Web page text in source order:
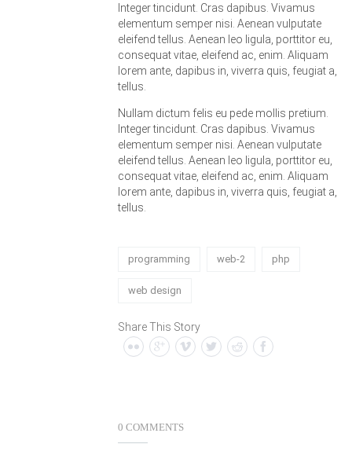
Integer tincidunt. Cras dapibus. Vivamus
elementum semper nisi. Aenean vulputate
eleifend tellus. Aenean leo ligula, porttitor eu,
consequat vitae, eleifend ac, enim. Aliquam
lorem ante, dapibus in, viverra quis, feugiat a,
tellus.
Nullam dictum felis eu pede mollis pretium.
Integer tincidunt. Cras dapibus. Vivamus
elementum semper nisi. Aenean vulputate
eleifend tellus. Aenean leo ligula, porttitor eu,
consequat vitae, eleifend ac, enim. Aliquam
lorem ante, dapibus in, viverra quis, feugiat a,
tellus.
programming web-2 php
web design
Share This Story
0 COMMENTS